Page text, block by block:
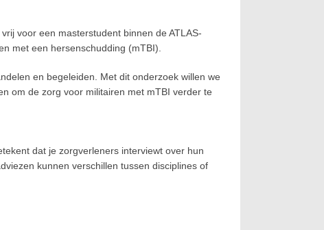
voor een masterstudent binnen de ATLAS-
met een hersenschudding (mTBI).
en begeleiden. Met dit onderzoek willen we
om de zorg voor militairen met mTBI verder te
dat je zorgverleners interviewt over hun
kunnen verschillen tussen disciplines of